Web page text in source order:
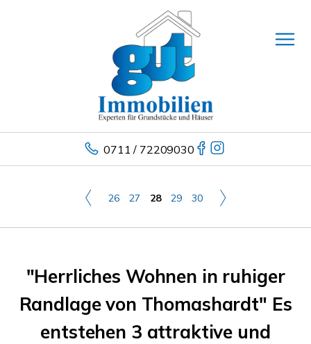
0711 / 72209030
26 27 28 29 30
"Herrliches Wohnen in ruhiger
Randlage von Thomashardt" Es
entstehen 3 attraktive und